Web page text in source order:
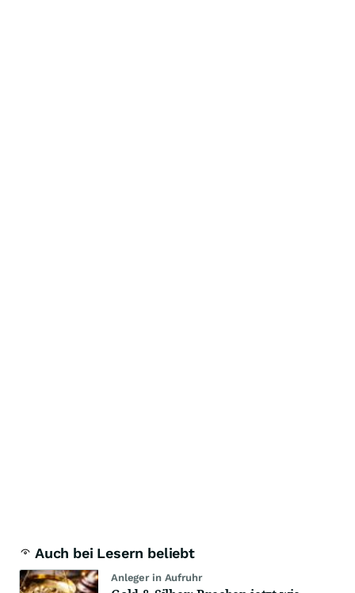
Auch bei Lesern beliebt
Anleger in Aufruhr